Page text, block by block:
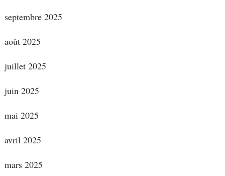
septembre 2025
août 2025
juillet 2025
juin 2025
mai 2025
avril 2025
mars 2025